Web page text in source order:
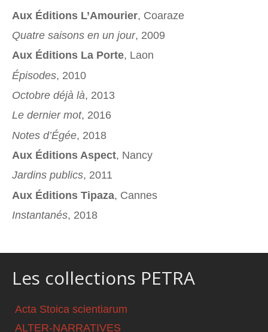
Aux Éditions L’Amourier, Coaraze
Quatre saisons en un jour, 2009
Aux Éditions La Porte, Laon
Épisodes, 2010
Octobre déjà là, 2013
Le dernier mot, 2016
Notes d’Égée, 2018
Aux Éditions Aspect, Nancy
Jardins publics, 2011
Aux Éditions Tipaza, Cannes
Instantanés, 2018
Les collections PETRA
Acta Stoica scientiarum
ALTER-NARRATIVES